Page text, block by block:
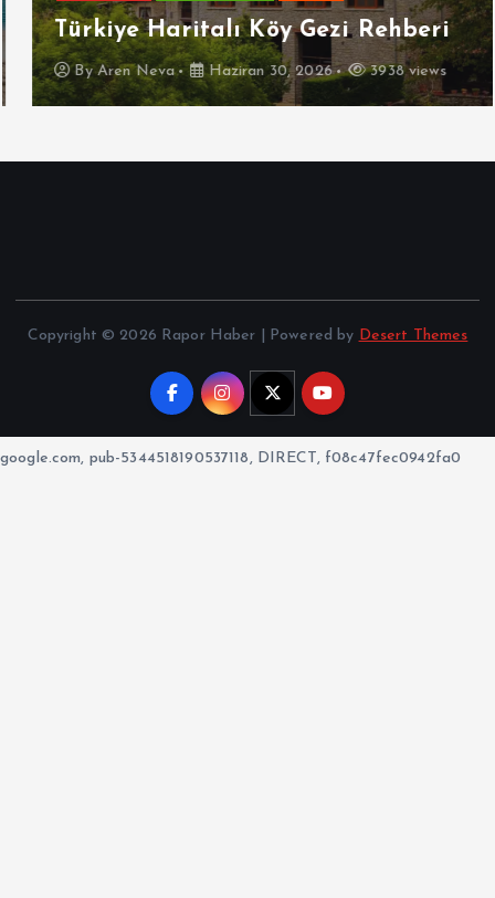
Türkiye Haritalı Köy Gezi Rehberi
ByAren Neva Haziran 30, 2026 3938 views
Copyright © 2026 Rapor Haber | Powered by Desert Themes
google.com, pub-5344518190537118, DIRECT, f08c47fec0942fa0